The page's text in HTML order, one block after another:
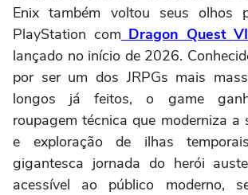
Enix também voltou seus olhos
PlayStation com Dragon Quest
lançado no início de 2026.
por ser um dos JRPGs mais
longos já feitos, o game
roupagem técnica que moderniza a
e exploração de ilhas
gigantesca jornada do herói
acessível ao público moderno,